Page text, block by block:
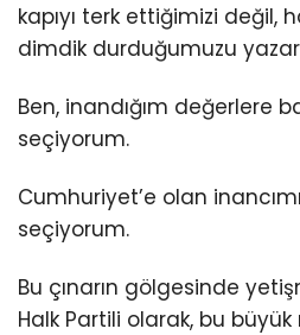
kapıyı terk ettiğimizi değil,
dimdik durduğumuzu
Ben, inandığım değerlere
seçiyorum.
Cumhuriyet’e olan
seçiyorum.
Bu çınarın gölgesinde
Halk Partili olarak, bu